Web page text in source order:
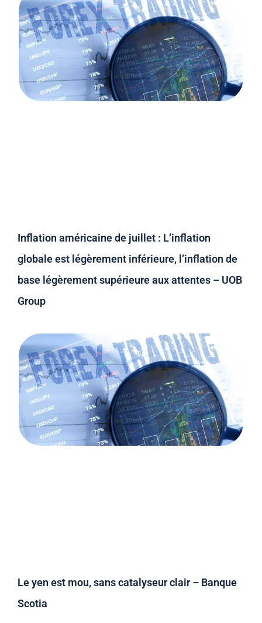
Inflation américaine de juillet : L’inflation
globale est légèrement inférieure, l’inflation de
base légèrement supérieure aux attentes – UOB
Group
Le yen est mou, sans catalyseur clair – Banque
Scotia